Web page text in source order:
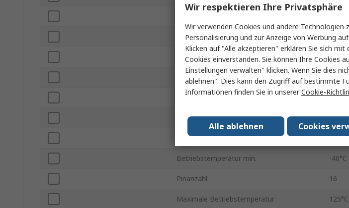
Ausgangsstrom min. 3A
Topologie
Ausgangstyp
Maximale Schaltfrequenz 1MHz
Montageart
Gehäusegröße LGA
Betriebstemperatur min. -40°C
Pinanzahl 16
Maximale Betriebstemperatur 125°C
Wir respektieren Ihre Privatsphäre
Wir verwenden Cookies und andere
Personalisierung und zur Anzeige von Werbung
Klicken auf "Alle akzeptieren" erklären Sie sich
Cookies einverstanden. Sie können Ihre Cookies
Einstellungen verwalten" klicken. Wenn Sie dies
ablehnen". Dies kann den Zugriff auf bestimmte
Informationen finden Sie in unsererCookie-
Cookies
Alle ablehnen